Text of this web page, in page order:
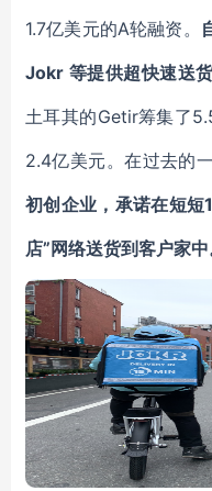
1.7亿美元的A轮融资。
Jokr 等提供超快速送
土耳其的Getir筹集了
2.4亿美元。在过去的
初创企业，承诺在短
店”网络送货到客户家中